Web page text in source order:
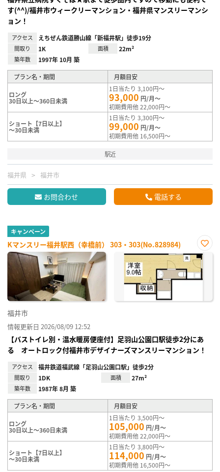
す(^^)/福井市ウィークリーマンション・福井県マンスリーマンシ
ョン！
アクセス えちぜん鉄道勝山線「新福井駅」徒歩19分
間取り 1K 面積 22m²
築年数 1997年 10月 築
プラン名・期間 月額目安
ロング
30日以上～360日未満
1日当たり 3,100円～
93,000 円/月～
初期費用他 22,000円～
ショート【7日以上】
～30日未満
1日当たり 3,300円～
99,000 円/月～
初期費用他 16,500円～
駅近
福井県 福井市
お問合わせ 電話する
キャンペーン
Kマンスリー福井駅西（幸橋前） 303・303(No.828984)
お気
に入
り登
録
福井市
情報更新日 2026/08/09 12:52
【バストイレ別・温水暖房便座付】足羽山公園口駅徒歩2分にあ
る オートロック付福井市デザイナーズマンスリーマンション！
アクセス 福井鉄道福武線「足羽山公園口駅」徒歩2分
間取り 1DK 面積 27m²
築年数 1987年 8月 築
プラン名・期間 月額目安
ロング
30日以上～360日未満
1日当たり 3,500円～
105,000 円/月～
初期費用他 22,000円～
ショート【7日以上】
～30日未満
1日当たり 3,800円～
114,000 円/月～
初期費用他 16,500円～